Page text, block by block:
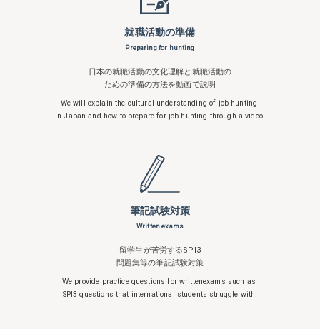
就職活動の準備
Preparing for hunting
日本の就職活動の文化理解と就職活動の
ための準備の方法を動画で説明
We will explain the cultural understandingof job hunting
in Japan and how to prepare for job hunting through a video.
筆記試験対策
Written exams
留学生が苦労するSPI3
問題集等の筆記試験対策
We provide practice questions for writtenexams such as
SPI3 questions that international students struggle with.